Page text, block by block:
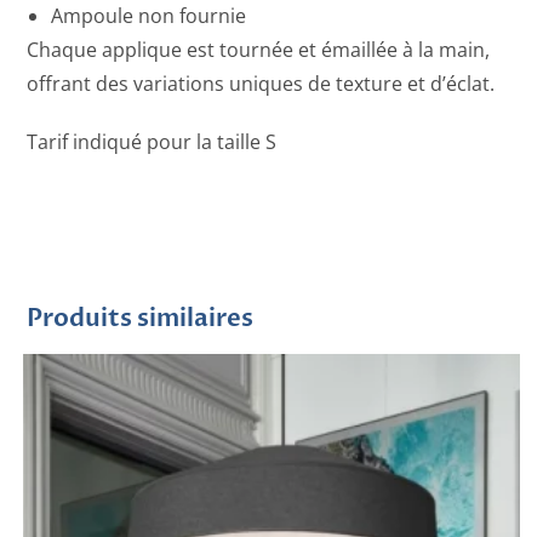
Ampoule non fournie
Chaque applique est tournée et émaillée à la main,
offrant des variations uniques de texture et d’éclat.
Tarif indiqué pour la taille S
Produits similaires